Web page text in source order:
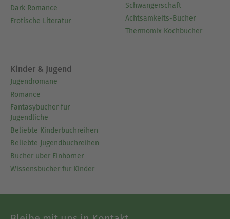
Dark Romance
Erotische Literatur
Schwangerschaft
Achtsamkeits-Bücher
Thermomix Kochbücher
Kinder & Jugend
Jugendromane
Romance
Fantasybücher für
Jugendliche
Beliebte Kinderbuchreihen
Beliebte Jugendbuchreihen
Bücher über Einhörner
Wissensbücher für Kinder